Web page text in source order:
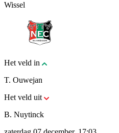
Wissel
Het veld in
T. Ouwejan
Het veld uit
B. Nuytinck